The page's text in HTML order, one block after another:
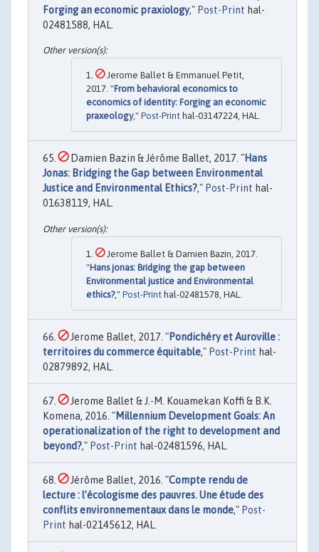
Forging an economic praxiology," Post-Print hal-
02481588, HAL.
Jerome Ballet & Emmanuel Petit,
2017. "From behavioral economics to
economics of identity: Forging an economic
praxeology," Post-Print hal-03147224, HAL.
Damien Bazin & Jérôme Ballet, 2017. "Hans
Jonas: Bridging the Gap between Environmental
Justice and Environmental Ethics?," Post-Print hal-
01638119, HAL.
Jerome Ballet & Damien Bazin, 2017.
"Hans jonas: Bridging the gap between
Environmental justice and Environmental
ethics?," Post-Print hal-02481578, HAL.
Jerome Ballet, 2017. "Pondichéry et Auroville :
territoires du commerce équitable," Post-Print hal-
02879892, HAL.
Jerome Ballet & J.-M. Kouamekan Koffi & B.K.
Komena, 2016. "Millennium Development Goals: An
operationalization of the right to development and
beyond?," Post-Print hal-02481596, HAL.
Jérôme Ballet, 2016. "Compte rendu de
lecture : l’écologisme des pauvres. Une étude des
conflits environnementaux dans le monde," Post-
Print hal-02145612, HAL.